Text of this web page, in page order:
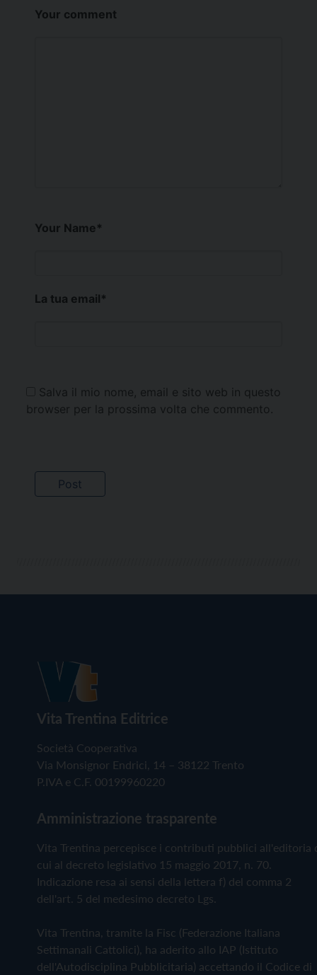
Your comment
Your Name*
La tua email*
Salva il mio nome, email e sito web in questo
browser per la prossima volta che commento.
Vita Trentina Editrice
Società Cooperativa
Via Monsignor Endrici, 14 – 38122 Trento
P.IVA e C.F. 00199960220
Amministrazione trasparente
Vita Trentina percepisce i contributi pubblici all'editoria
cui al decreto legislativo 15 maggio 2017, n. 70.
Indicazione resa ai sensi della lettera f) del comma 2
dell'art. 5 del medesimo decreto Lgs.
Vita Trentina, tramite la Fisc (Federazione Italiana
Settimanali Cattolici), ha aderito allo IAP (Istituto
dell'Autodisciplina Pubblicitaria) accettando il Codice di